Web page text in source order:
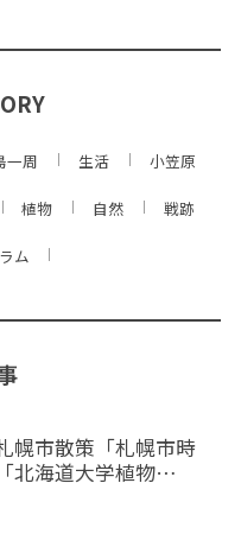
一周 生活 小笠原
植物 自然 戦跡
ム
幌市散策「札幌市時
北海道大学植物…